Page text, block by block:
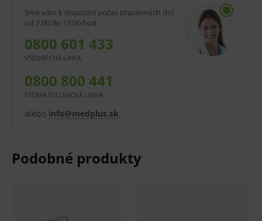
Priedušné.
10 x 10 cm.
Oblasti použitia:
Na všestranné ošetrenie rán naprieč rôznymi
Ako tampón a ako kompres pri ambulantných
a drobných operačných zákrokoch.
Sme vám k dispozícii počas pracovných dní
od 7.00 do 17.00 hod.
0800 601 433
VŠEOBECNÁ LINKA
0800 800 441
STOMATOLOGICKÁ LINKA
alebo info@medplus.sk